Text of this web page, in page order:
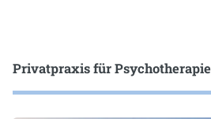
Privatpraxis für Psychotherapie